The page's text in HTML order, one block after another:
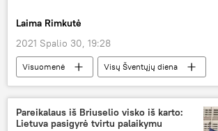
Laima Rimkutė
2021 Spalio 30, 19:28
Visuomenė
Visų Šventųjų diena
Vėlinės
draudikai
Pareikalaus iš Briuselio visko iš karto:
Lietuva pasigyrė tvirtu palaikymu